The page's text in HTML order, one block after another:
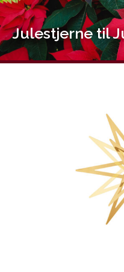
Gå
til
indholdet
Julestjerne til